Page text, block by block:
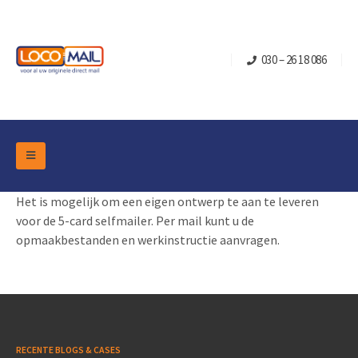
030 – 26 18 086
Het is mogelijk om een eigen ontwerp te aan te leveren
voor de 5-card selfmailer. Per mail kunt u de
opmaakbestanden en werkinstructie aanvragen.
RECENTE BLOGS & CASES
DM Marketing Tools
Overzicht Categorieën
Pop-up Kubussen
Verpakkingen
Schuifdoosjes
Branche
Verjaardag en Jubilea
Contact